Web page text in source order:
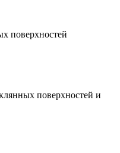
поверхностей
поверхностей и